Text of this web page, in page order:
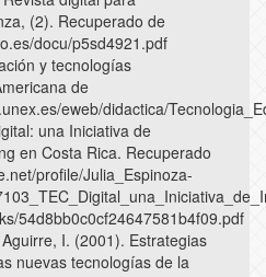
(2). Recuperado de
docu/p5sd4921.pdf
y tecnologías
de
eweb/didactica/
una Iniciativa de
en Costa Rica. Recuperado
profile/Julia_Espinoza-
54d8bb0c0cf24647581b4f09.pdf
I. (2001). Estrategias
nuevas tecnologías de la